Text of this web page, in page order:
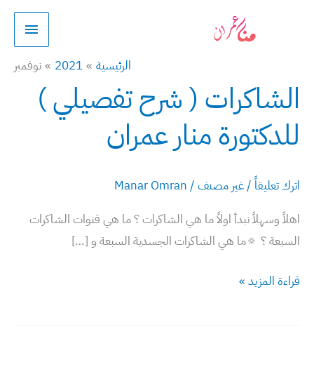
القائمة
الرئيسية 2021 نوفمبر
الشاكرات ( شرح تفصيلي )
للدكتورة منار عمران
اترك تعليقاً /غير مصنف /
Manar Omran
اهلاً وسهلاً نبدأ اولاً ما هي الشاكرات ؟ ما هي قنوات الشاكرات
السبعة ؟ 🔅ما هي الشاكرات الجسدية السبعة و […]
الشاكرات
(
)
منار
عمران
قراءة المزيد »